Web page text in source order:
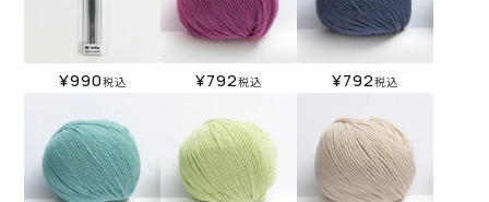
¥990税込 ¥792税込 ¥792税込